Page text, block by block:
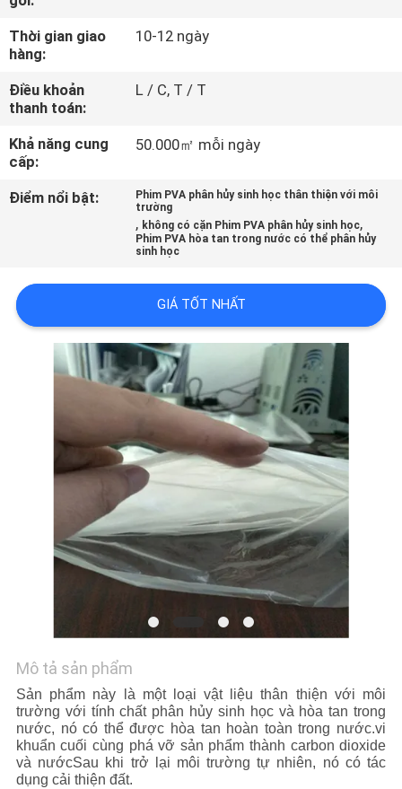
KIỂM
SOÁT
CHẤT
LƯỢNG
TIN
YÊU
CẦU
PRIVACY
Thời gian giao
hàng:
10-12 ngày
Điều khoản
thanh toán:
L / C, T / T
Khả năng cung
cấp:
50.000㎡ mỗi ngày
Điểm nổi bật:
Phim PVA phân hủy sinh học thân thiện với môi
trường
, không có cặn Phim PVA phân hủy sinh học,
Phim PVA hòa tan trong nước có thể phân hủy
sinh học
GIÁ TỐT NHẤT
Mô tả sản phẩm
Sản phẩm này là một loại vật liệu thân thiện với môi
trường với tính chất phân hủy sinh học và hòa tan trong
nước, nó có thể được hòa tan hoàn toàn trong nước.vi
khuẩn cuối cùng phá vỡ sản phẩm thành carbon dioxide
và nướcSau khi trở lại môi trường tự nhiên, nó có tác
dụng cải thiện đất.